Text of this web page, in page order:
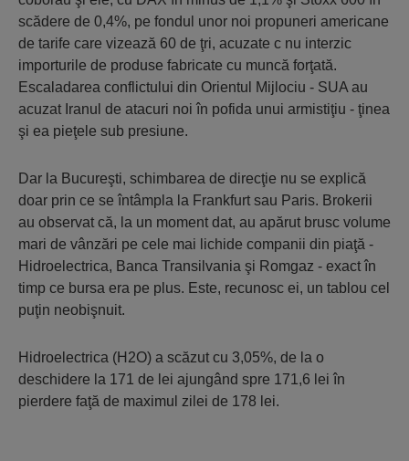
scădere de 0,4%, pe fondul unor noi propuneri americane
de tarife care vizează 60 de ţri, acuzate c nu interzic
importurile de produse fabricate cu muncă forţată.
Escaladarea conflictului din Orientul Mijlociu - SUA au
acuzat Iranul de atacuri noi în pofida unui armistiţiu - ţinea
şi ea pieţele sub presiune.
Dar la Bucureşti, schimbarea de direcţie nu se explică
doar prin ce se întâmpla la Frankfurt sau Paris. Brokerii
au observat că, la un moment dat, au apărut brusc volume
mari de vânzări pe cele mai lichide companii din piaţă -
Hidroelectrica, Banca Transilvania şi Romgaz - exact în
timp ce bursa era pe plus. Este, recunosc ei, un tablou cel
puţin neobişnuit.
Hidroelectrica (H2O) a scăzut cu 3,05%, de la o
deschidere la 171 de lei ajungând spre 171,6 lei în
pierdere faţă de maximul zilei de 178 lei.